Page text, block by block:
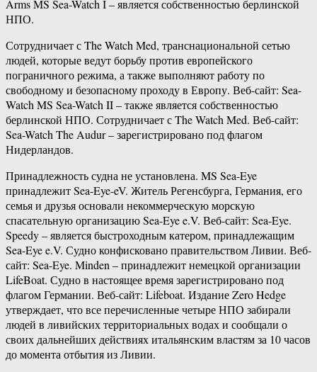
Arms MS Sea-Watch I – является собственностью берлинской
НПО.
Сотрудничает с The Watch Med, транснациональной сетью
людей, которые ведут борьбу против европейского
пограничного режима, а также выполняют работу по
свободному и безопасному проходу в Европу. Веб-сайт: Sea-
Watch MS Sea-Watch II – также является собственностью
берлинской НПО. Сотрудничает с The Watch Med. Веб-сайт:
Sea-Watch The Audur – зарегистрировано под флагом
Нидерландов.
Принадлежность судна не установлена. MS Sea-Eye
принадлежит Sea-Eye-eV. Житель Регенсбурга, Германия, его
семья и друзья основали некоммерческую морскую
спасательную организацию Sea-Eye e.V. Веб-сайт: Sea-Eye.
Speedy – является быстроходным катером, принадлежащим
Sea-Eye e.V. Судно конфисковано правительством Ливии. Веб-
сайт: Sea-Eye. Minden – принадлежит немецкой организации
LifeBoat. Судно в настоящее время зарегистрировано под
флагом Германии. Веб-сайт: Lifeboat. Издание Zero Hedge
утверждает, что все перечисленные четыре НПО забирали
людей в ливийских территориальных водах и сообщали о
своих дальнейших действиях итальянским властям за 10 часов
до момента отбытия из Ливии.